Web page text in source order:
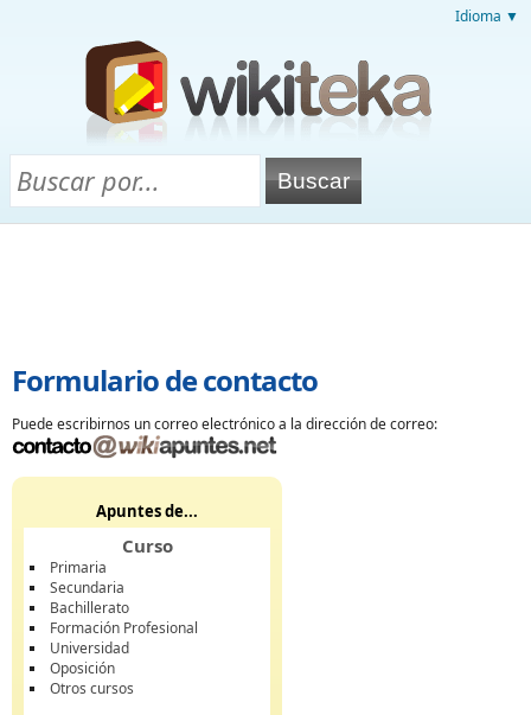
Idioma ▼
Formulario de contacto
Puede escribirnos un correo electrónico a la dirección de correo:
Apuntes de...
Curso
Primaria
Secundaria
Bachillerato
Formación Profesional
Universidad
Oposición
Otros cursos